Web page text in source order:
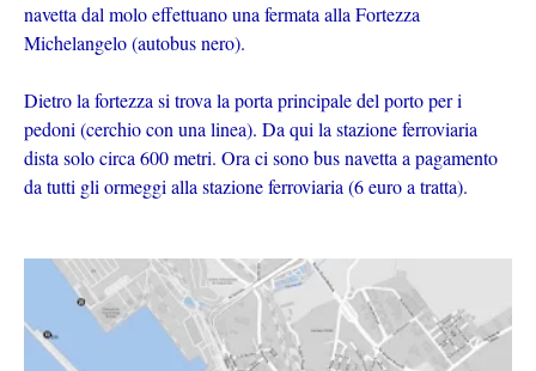
navetta dal molo effettuano una fermata alla Fortezza
Michelangelo (autobus nero).
Dietro la fortezza si trova la porta principale del porto per i
pedoni (cerchio con una linea). Da qui la stazione ferroviaria
dista solo circa 600 metri. Ora ci sono bus navetta a pagamento
da tutti gli ormeggi alla stazione ferroviaria (6 euro a tratta).